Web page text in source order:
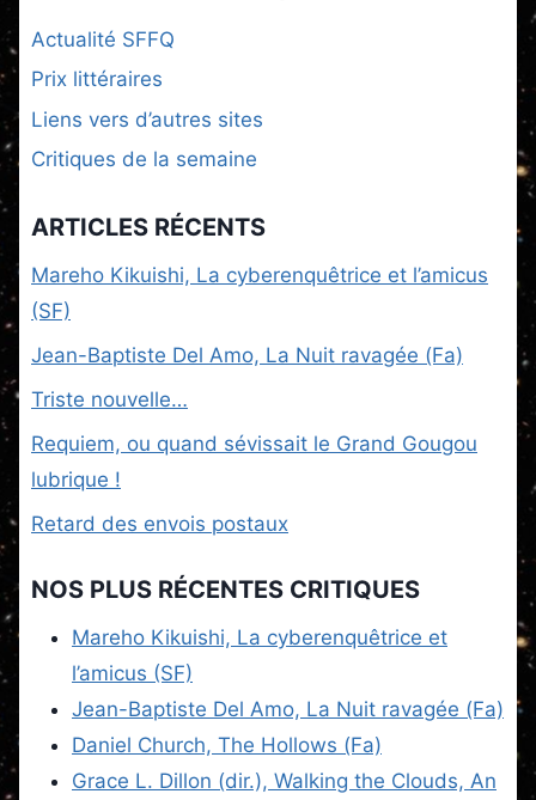
Actualité SFFQ
Prix littéraires
Liens vers d’autres sites
Critiques de la semaine
ARTICLES RÉCENTS
Mareho Kikuishi, La cyberenquêtrice et l’amicus
(SF)
Jean-Baptiste Del Amo, La Nuit ravagée (Fa)
Triste nouvelle…
Requiem, ou quand sévissait le Grand Gougou
lubrique !
Retard des envois postaux
NOS PLUS RÉCENTES CRITIQUES
Mareho Kikuishi, La cyberenquêtrice et
l’amicus (SF)
Jean-Baptiste Del Amo, La Nuit ravagée (Fa)
Daniel Church, The Hollows (Fa)
Grace L. Dillon (dir.), Walking the Clouds, An